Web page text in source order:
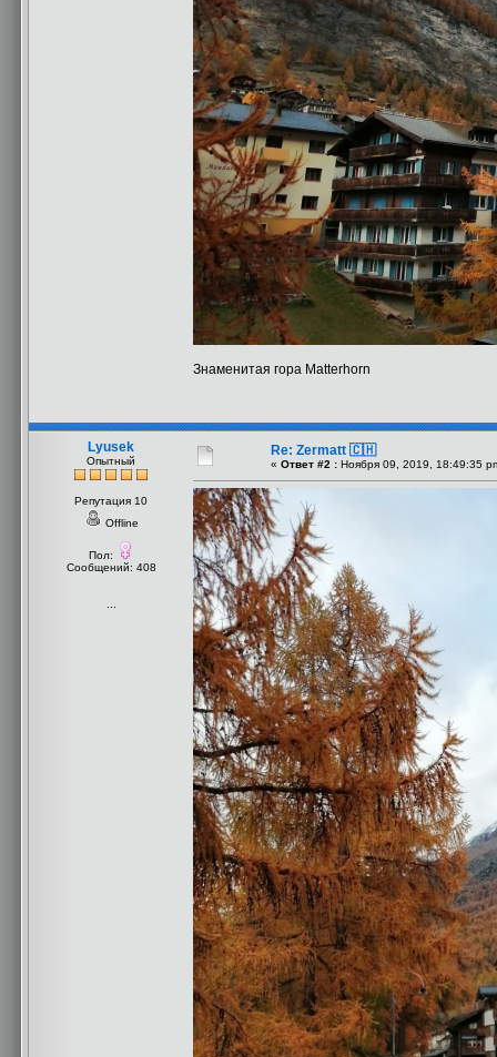
Знаменитая гора Matterhorn
Lyusek
Опытный
Репутация 10
Offline
Пол:
Сообщений: 408
Re: Zermatt 🇨🇭
« Ответ #2 : Ноября 09, 2019, 18:49:35